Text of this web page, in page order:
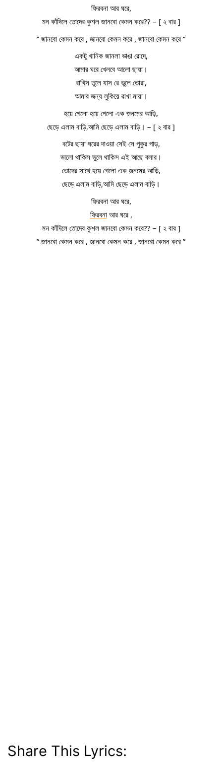
ফিরবনা আর ঘরে,
মন কাঁদিলে তোদের কুশল জানবো কেমন করে?? – [ ২ বার ]
” জানবো কেমন করে , জানবো কেমন করে , জানবো কেমন করে ”
একটু খানিক জানলা ভাঙা রোদে,
আমার ঘরে খেলবে আলো ছায়া।
রাখিস তুলে যাস রে ভুলে তোরা,
আমার জন্য লুকিয়ে রাখা মায়া।
হয়ে গেলো হয়ে গেলো এক জনমের আড়ি,
ছেড়ে এলাম বাড়ি,আমি ছেড়ে এলাম বাড়ি। – [ ২ বার ]
বটের ছায়া ঘরের দাওয়া সেই সে পুকুর পাড়,
ভালো থাকিস ভুলে থাকিস এই আছে বলার।
তোদের সাথে হয়ে গেলো এক জনমের আড়ি,
ছেড়ে এলাম বাড়ি,আমি ছেড়ে এলাম বাড়ি।
ফিরবনা আর ঘরে,
ফিরবনা আর ঘরে ,
মন কাঁদিলে তোদের কুশল জানবো কেমন করে?? – [ ২ বার ]
” জানবো কেমন করে , জানবো কেমন করে , জানবো কেমন করে ”
Share This Lyrics: